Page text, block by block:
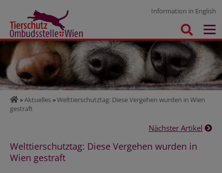
Information in English
»Aktuelles»Welttierschutztag: Diese Vergehen wurden in Wien
gestraft
Nächster Artikel
Welttierschutztag: Diese Vergehen wurden in
Wien gestraft